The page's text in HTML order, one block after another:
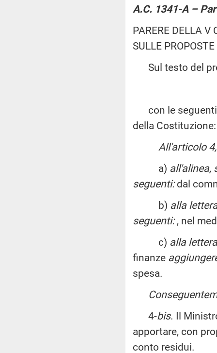
A.C. 1341-A –
PARERE DELLA V
SULLE
Sul testo del
con le seguenti
della Costituzione:
All'articolo
a) all'alinea,
seguenti:dal
b) alla
seguenti:, nel
c) alla lettera
finanze
spesa.
4-bis. Il
apportare, con
conto residui.